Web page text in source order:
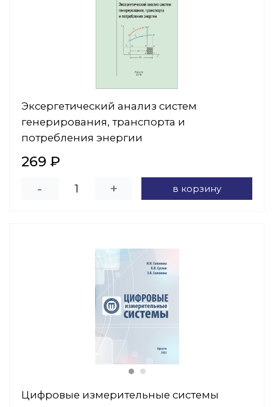
Эксергетический анализ систем
генерирования, транспорта и
потребления энергии
269 ₽
-
+ в корзину
Цифровые измерительные системы